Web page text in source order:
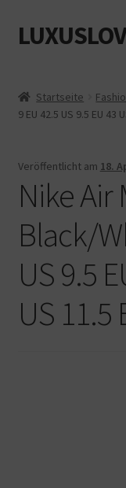
Zur
Navigation
Zum
Inhalt
Cookie-Richtlinie
Datenschutz
Impressum
Kasse
Mein Konto
Shop
Startseite
9 EU 42.5 US 9.5 EU 43
Veröffentlicht am 18.
Nike Air
Black/
US 9.5
US 11.5